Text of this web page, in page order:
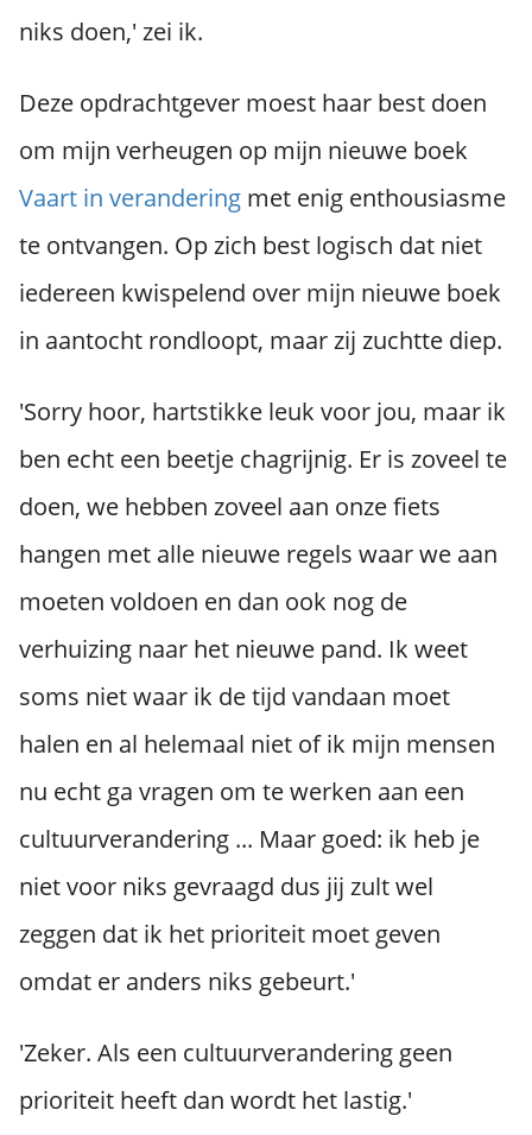
niks doen,' zei ik.
Deze opdrachtgever moest haar best doen
om mijn verheugen op mijn nieuwe boek
Vaart in verandering met enig enthousiasme
te ontvangen. Op zich best logisch dat niet
iedereen kwispelend over mijn nieuwe boek
in aantocht rondloopt, maar zij zuchtte diep.
'Sorry hoor, hartstikke leuk voor jou, maar ik
ben echt een beetje chagrijnig. Er is zoveel te
doen, we hebben zoveel aan onze fiets
hangen met alle nieuwe regels waar we aan
moeten voldoen en dan ook nog de
verhuizing naar het nieuwe pand. Ik weet
soms niet waar ik de tijd vandaan moet
halen en al helemaal niet of ik mijn mensen
nu echt ga vragen om te werken aan een
cultuurverandering ... Maar goed: ik heb je
niet voor niks gevraagd dus jij zult wel
zeggen dat ik het prioriteit moet geven
omdat er anders niks gebeurt.'
'Zeker. Als een cultuurverandering geen
prioriteit heeft dan wordt het lastig.'
de
website-
van